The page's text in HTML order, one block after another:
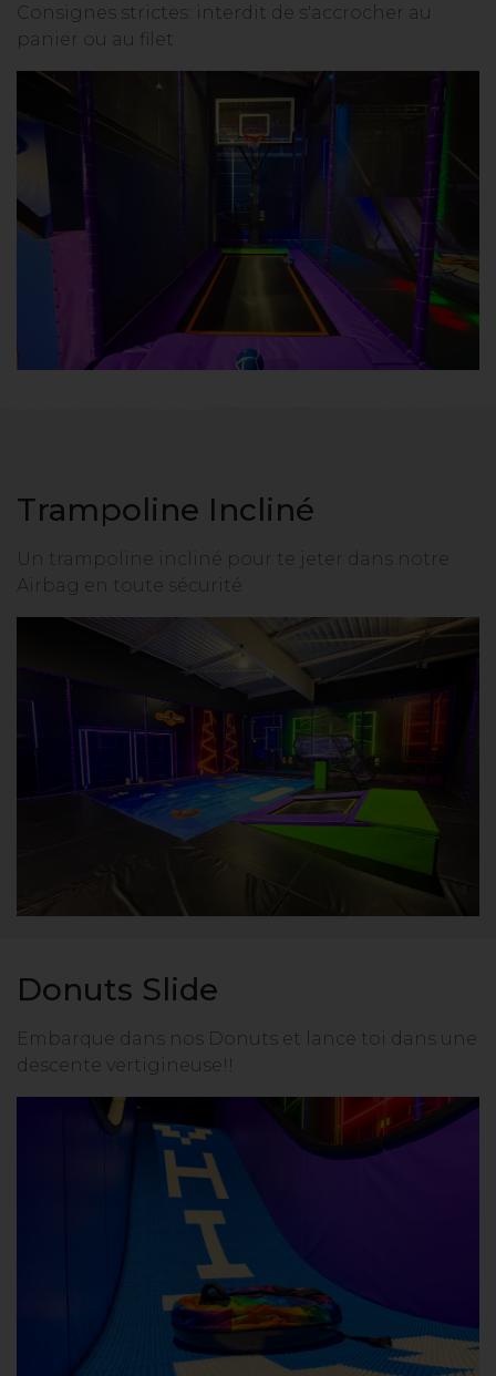
Consignes strictes: interdit de s'accrocher au
panier ou au filet
Trampoline Incliné
Un trampoline incliné pour te jeter dans notre
Airbag en toute sécurité
Donuts Slide
Embarque dans nos Donuts et lance toi dans une
descente vertigineuse!!